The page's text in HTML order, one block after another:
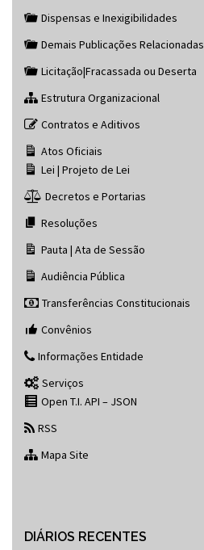
Dispensas e Inexigibilidades
Demais Publicações Relacionadas
Licitação|Fracassada ou Deserta
Estrutura Organizacional
Contratos e Aditivos
Atos Oficiais
Lei | Projeto de Lei
Decretos e Portarias
Resoluções
Pauta | Ata de Sessão
Audiência Pública
Transferências Constitucionais
Convênios
Informações Entidade
Serviços
Open T.I. API – JSON
RSS
Mapa Site
DIÁRIOS RECENTES